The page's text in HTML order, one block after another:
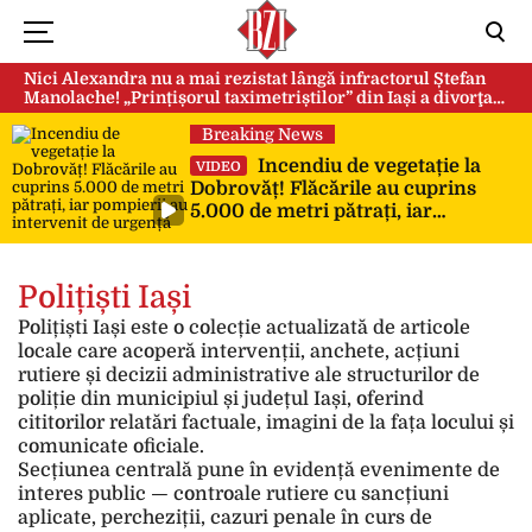
Nici Alexandra nu a mai rezistat lângă infractorul Ștefan
Manolache! „Prințișorul taximetriștilor” din Iași a divorţat
după doi ani de căsnicie
Breaking News
VIDEO
Incendiu de vegetație la
Dobrovăț! Flăcările au cuprins
5.000 de metri pătrați, iar
Polițiști Iași
Polițiști Iași este o colecție actualizată de articole
locale care acoperă intervenții, anchete, acțiuni
rutiere și decizii administrative ale structurilor de
poliție din municipiul și județul Iași, oferind
cititorilor relatări factuale, imagini de la fața locului și
comunicate oficiale.
Secțiunea centrală pune în evidență evenimente de
interes public — controale rutiere cu sancțiuni
aplicate, percheziții, cazuri penale în curs de